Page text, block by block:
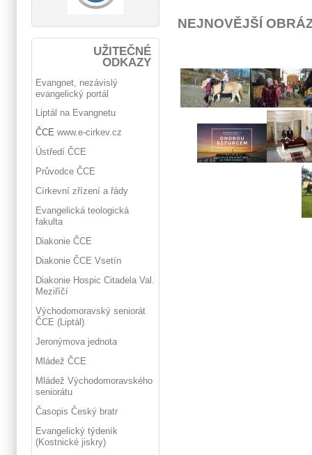
NEJNOVĚJŠÍ
UŽITEČNÉ
ODKAZY
Evangnet, nezávislý
evangelický portál
Liptál na Evangnetu
ČCE www.e-cirkev.cz
Ústředí ČCE
Průvodce ČCE
Církevní zřízení a řády
Evangelická teologická
fakulta
Diakonie ČCE
Diakonie ČCE Vsetín
Diakonie Hospic Citadela Val.
Meziříčí
Východomoravský seniorát
ČCE (Liptál)
Jeronýmova jednota
Mládež ČCE
Mládež Východomoravského
seniorátu
Časopis Český bratr
Evangelický týdeník
(Kostnické jiskry)